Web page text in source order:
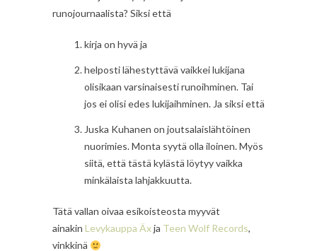
runojournaalista? Siksi että
kirja on hyvä ja
helposti lähestyttävä vaikkei lukijana
olisikaan varsinaisesti runoihminen. Tai
jos ei olisi edes lukijaihminen. Ja siksi että
Juska Kuhanen on joutsalaislähtöinen
nuorimies. Monta syytä olla iloinen. Myös
siitä, että tästä kylästä löytyy vaikka
minkälaista lahjakkuutta.
Tätä vallan oivaa esikoisteosta myyvät
ainakin Levykauppa Äxja Teen Wolf Records,
vinkkinä